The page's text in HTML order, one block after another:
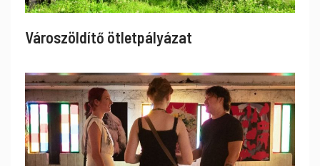
Városzöldítő ötletpályázat